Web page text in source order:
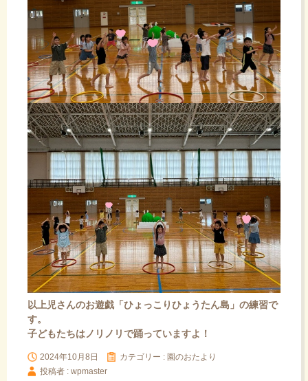
以上児さんのお遊戯「ひょっこりひょうたん島」の練習で
す。
子どもたちはノリノリで踊っていますよ！
2024年10月8日 カテゴリー : 園のおたより
投稿者 : wpmaster